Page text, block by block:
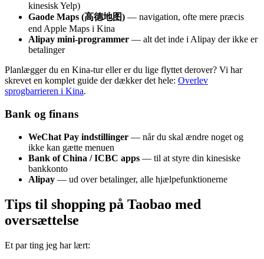
kinesisk Yelp)
Gaode Maps (高德地图) — navigation, ofte mere præcis
end Apple Maps i Kina
Alipay mini-programmer — alt det inde i Alipay der ikke er
betalinger
Planlægger du en Kina-tur eller er du lige flyttet derover? Vi har
skrevet en komplet guide der dækker det hele: Overlev
sprogbarrieren i Kina.
Bank og finans
WeChat Pay indstillinger — når du skal ændre noget og
ikke kan gætte menuen
Bank of China / ICBC apps — til at styre din kinesiske
bankkonto
Alipay — ud over betalinger, alle hjælpefunktionerne
Tips til shopping på Taobao med
oversættelse
Et par ting jeg har lært: